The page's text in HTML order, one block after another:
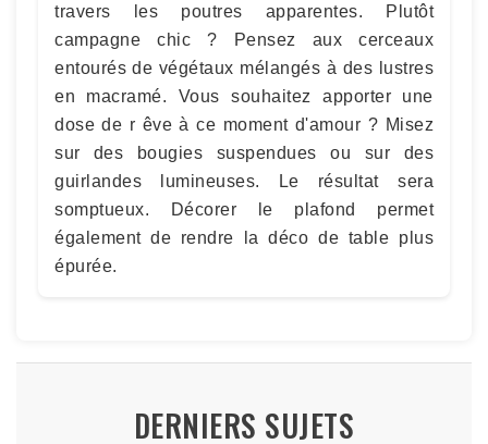
travers les poutres apparentes. Plutôt
campagne chic ? Pensez aux cerceaux
entourés de végétaux mélangés à des lustres
en macramé. Vous souhaitez apporter une
dose de r êve à ce moment d'amour ? Misez
sur des bougies suspendues ou sur des
guirlandes lumineuses. Le résultat sera
somptueux. Décorer le plafond permet
également de rendre la déco de table plus
épurée.
DERNIERS SUJETS